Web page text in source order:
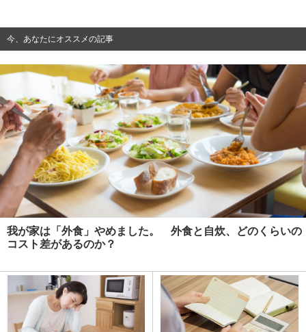
今、あなたにオススメの記事
我が家は「外食」やめました。 外食と自炊、どのくらいの
コスト差があるのか？